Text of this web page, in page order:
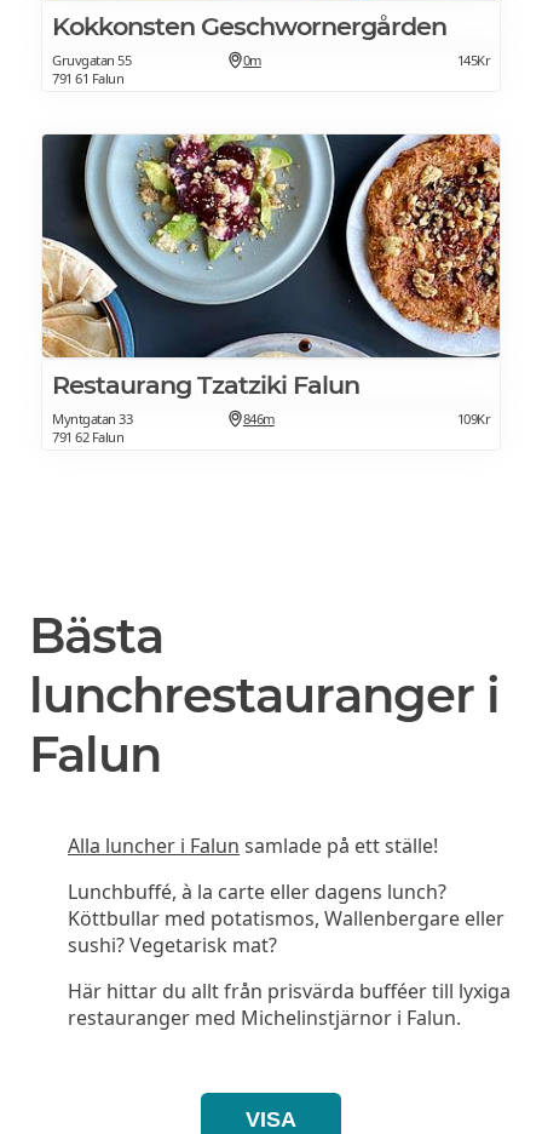
Kokkonsten Geschwornergården
Gruvgatan 55
791 61 Falun
0m 145Kr
Restaurang Tzatziki Falun
Myntgatan 33
791 62 Falun
846m 109Kr
Bästa
lunchrestauranger i
Falun
Alla luncher i Falun samlade på ett ställe!
Lunchbuffé, à la carte eller dagens lunch?
Köttbullar med potatismos, Wallenbergare eller
sushi? Vegetarisk mat?
Här hittar du allt från prisvärda bufféer till lyxiga
restauranger med Michelinstjärnor i Falun.
VISA